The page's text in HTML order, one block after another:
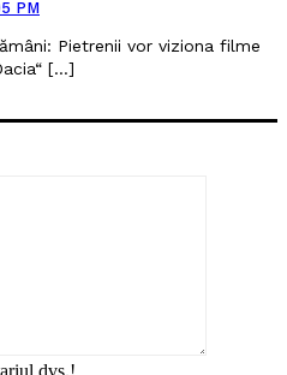
PM
Pietrenii vor viziona filme
[…]
dvs.!